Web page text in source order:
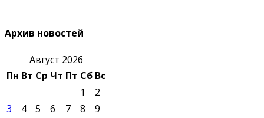
Архив новостей
Август 2026
Пн Вт Ср Чт Пт Сб Вс
1
2
3
4 5 6 7 8
9